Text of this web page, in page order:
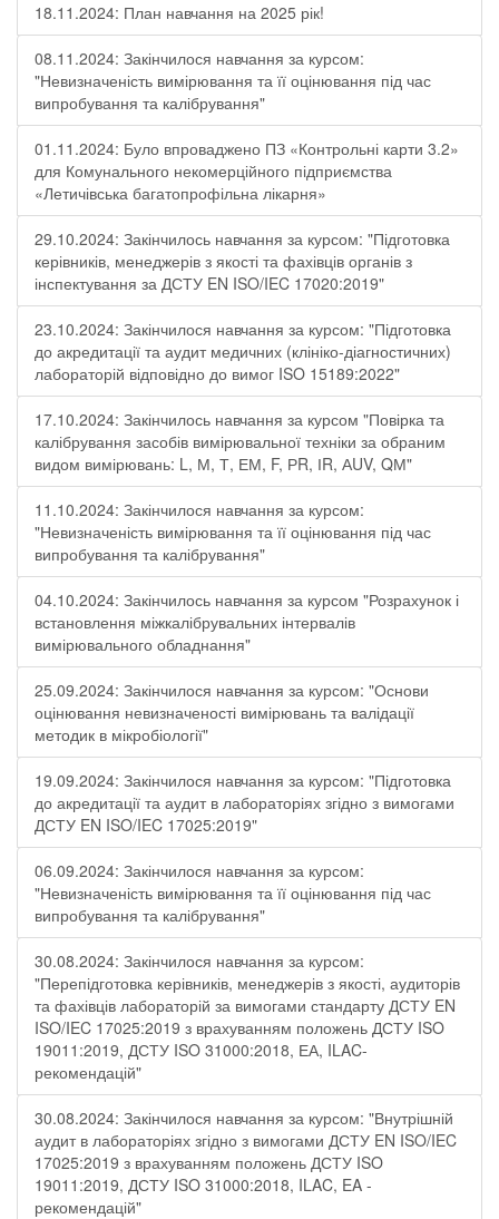
18.11.2024: План навчання на 2025 рік!
08.11.2024: Закінчилося навчання за курсом:
"Невизначеність вимірювання та її оцінювання під час
випробування та калібрування"
01.11.2024: Було впроваджено ПЗ «Контрольні карти 3.2»
для Комунального некомерційного підприємства
«Летичівська багатопрофільна лікарня»
29.10.2024: Закінчилось навчання за курсом: "Підготовка
керівників, менеджерів з якості та фахівців органів з
інспектування за ДСТУ EN ISO/IEC 17020:2019"
23.10.2024: Закінчилося навчання за курсом: "Підготовка
до акредитації та аудит медичних (клініко-діагностичних)
лабораторій відповідно до вимог ISO 15189:2022"
17.10.2024: Закінчилось навчання за курсом "Повірка та
калібрування засобів вимірювальної техніки за обраним
видом вимірювань: L, М, Т, ЕМ, F, РR, ІR, АUV, QМ"
11.10.2024: Закінчилося навчання за курсом:
"Невизначеність вимірювання та її оцінювання під час
випробування та калібрування"
04.10.2024: Закінчилось навчання за курсом "Розрахунок і
встановлення міжкалібрувальних інтервалів
вимірювального обладнання"
25.09.2024: Закінчилося навчання за курсом: "Основи
оцінювання невизначеності вимірювань та валідації
методик в мікробіології"
19.09.2024: Закінчилося навчання за курсом: "Підготовка
до акредитації та аудит в лабораторіях згідно з вимогами
ДСТУ EN ISO/IEC 17025:2019"
06.09.2024: Закінчилося навчання за курсом:
"Невизначеність вимірювання та її оцінювання під час
випробування та калібрування"
30.08.2024: Закінчилося навчання за курсом:
"Перепідготовка керівників, менеджерів з якості, аудиторів
та фахівців лабораторій за вимогами стандарту ДСТУ EN
ISO/IEC 17025:2019 з врахуванням положень ДСТУ ISO
19011:2019, ДСТУ ISO 31000:2018, ЕА, ILAC-
рекомендацій"
30.08.2024: Закінчилося навчання за курсом: "Внутрішній
аудит в лабораторіях згідно з вимогами ДСТУ EN ISO/IEC
17025:2019 з врахуванням положень ДСТУ ISO
19011:2019, ДСТУ ISO 31000:2018, ILAC, EA -
рекомендацій"